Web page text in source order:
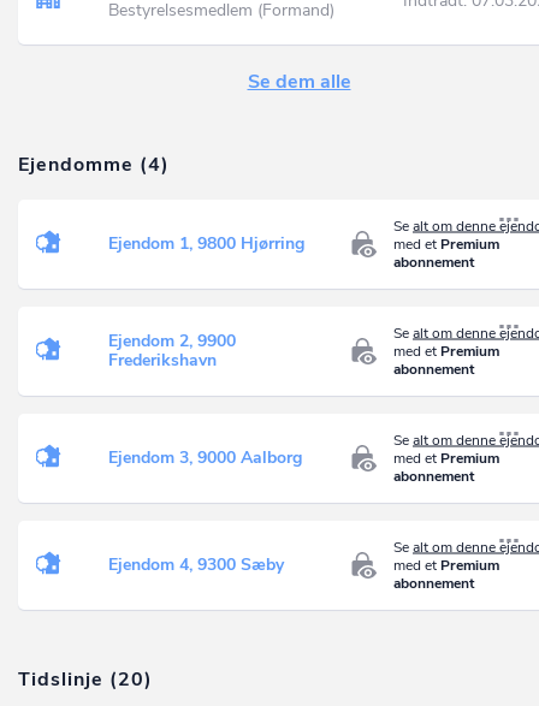
Bestyrelsesmedlem (Formand)
Se dem alle
Ejendomme (4)
Sealt om denne
med et Premium
abonnement
Ejendom 1, 9800 Hjørring
Sealt om denne
med et Premium
abonnement
Ejendom 2, 9900
Frederikshavn
Sealt om denne
med et Premium
abonnement
Ejendom 3, 9000 Aalborg
Sealt om denne
med et Premium
abonnement
Ejendom 4, 9300 Sæby
Tidslinje (20)